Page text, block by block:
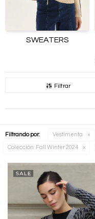
SWEATERS
Filtrar
Filtrando por: Vestimenta
Colección: Fall Winter 2024